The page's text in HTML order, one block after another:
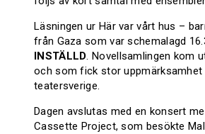
Läsningen ur Här var vårt hus –
från Gaza som var schemalagd
INSTÄLLD. Novellsamlingen kom
och som fick stor
teatersverige.
Dagen avslutas med en konsert
Cassette Project, som besökte